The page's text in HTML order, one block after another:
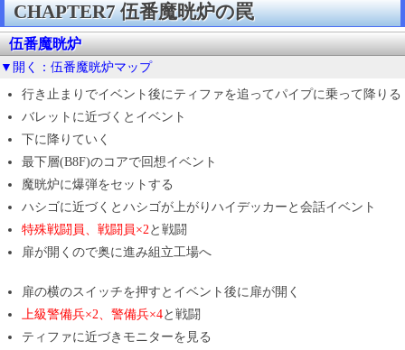
CHAPTER7 伍番魔晄炉の罠
伍番魔晄炉
▼開く：伍番魔晄炉マップ
行き止まりでイベント後にティファを追ってパイプに乗って降りる
バレットに近づくとイベント
下に降りていく
最下層(B8F)のコアで回想イベント
魔晄炉に爆弾をセットする
ハシゴに近づくとハシゴが上がりハイデッカーと会話イベント
特殊戦闘員、戦闘員×2と戦闘
扉が開くので奥に進み組立工場へ
扉の横のスイッチを押すとイベント後に扉が開く
上級警備兵×2、警備兵×4と戦闘
ティファに近づきモニターを見る